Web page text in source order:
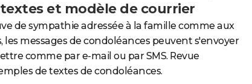
et modèle de courrier
de sympathie adressée à la famille comme aux
les messages de condoléances peuvent s'envoyer
comme par e-mail ou par SMS. Revue
de textes de condoléances.